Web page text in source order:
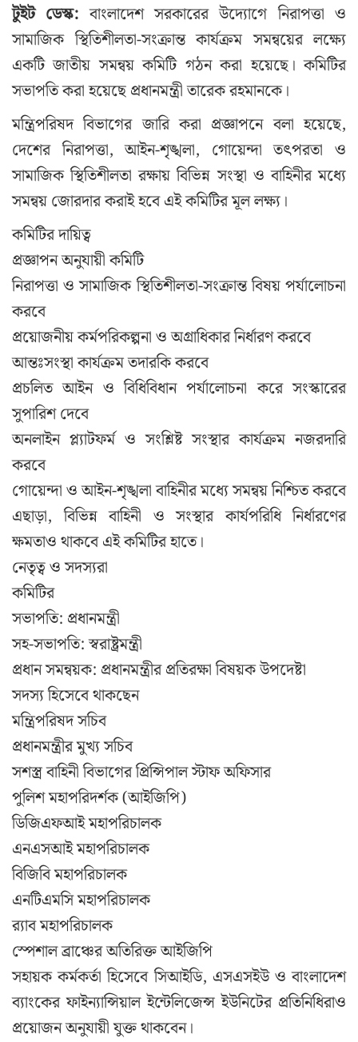
টুইট ডেস্ক: বাংলাদেশ সরকারের উদ্যোগে নিরাপত্তা ও
সামাজিক স্থিতিশীলতা-সংক্রান্ত কার্যক্রম সমন্বয়ের লক্ষ্যে
একটি জাতীয় সমন্বয় কমিটি গঠন করা হয়েছে। কমিটির
সভাপতি করা হয়েছে প্রধানমন্ত্রী তারেক রহমানকে।
মন্ত্রিপরিষদ বিভাগের জারি করা প্রজ্ঞাপনে বলা হয়েছে,
দেশের নিরাপত্তা, আইন-শৃঙ্খলা, গোয়েন্দা তৎপরতা ও
সামাজিক স্থিতিশীলতা রক্ষায় বিভিন্ন সংস্থা ও বাহিনীর মধ্যে
সমন্বয় জোরদার করাই হবে এই কমিটির মূল লক্ষ্য।
কমিটির দায়িত্ব
প্রজ্ঞাপন অনুযায়ী কমিটি
নিরাপত্তা ও সামাজিক স্থিতিশীলতা-সংক্রান্ত বিষয় পর্যালোচনা
করবে
প্রয়োজনীয় কর্মপরিকল্পনা ও অগ্রাধিকার নির্ধারণ করবে
আন্তঃসংস্থা কার্যক্রম তদারকি করবে
প্রচলিত আইন ও বিধিবিধান পর্যালোচনা করে সংস্কারের
সুপারিশ দেবে
অনলাইন প্ল্যাটফর্ম ও সংশ্লিষ্ট সংস্থার কার্যক্রম নজরদারি
করবে
গোয়েন্দা ও আইন-শৃঙ্খলা বাহিনীর মধ্যে সমন্বয় নিশ্চিত করবে
এছাড়া, বিভিন্ন বাহিনী ও সংস্থার কার্যপরিধি নির্ধারণের
ক্ষমতাও থাকবে এই কমিটির হাতে।
নেতৃত্ব ও সদস্যরা
কমিটির
সভাপতি: প্রধানমন্ত্রী
সহ-সভাপতি: স্বরাষ্ট্রমন্ত্রী
প্রধান সমন্বয়ক: প্রধানমন্ত্রীর প্রতিরক্ষা বিষয়ক উপদেষ্টা
সদস্য হিসেবে থাকছেন
মন্ত্রিপরিষদ সচিব
প্রধানমন্ত্রীর মুখ্য সচিব
সশস্ত্র বাহিনী বিভাগের প্রিন্সিপাল স্টাফ অফিসার
পুলিশ মহাপরিদর্শক (আইজিপি)
ডিজিএফআই মহাপরিচালক
এনএসআই মহাপরিচালক
বিজিবি মহাপরিচালক
এনটিএমসি মহাপরিচালক
র‌্যাব মহাপরিচালক
স্পেশাল ব্রাঞ্চের অতিরিক্ত আইজিপি
সহায়ক কর্মকর্তা হিসেবে সিআইডি, এসএসইউ ও বাংলাদেশ
ব্যাংকের ফাইন্যান্সিয়াল ইন্টেলিজেন্স ইউনিটের প্রতিনিধিরাও
প্রয়োজন অনুযায়ী যুক্ত থাকবেন।